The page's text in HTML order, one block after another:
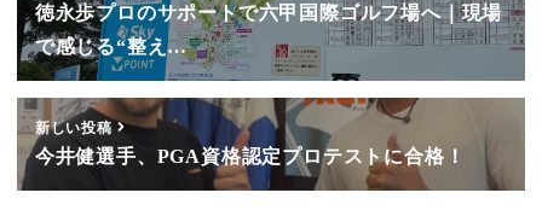
徳永歩プロのサポートで六甲国際ゴルフ場へ｜現場
で感じる“整え…
新しい投稿
今井健選手、PGA資格認定プロテストに合格！